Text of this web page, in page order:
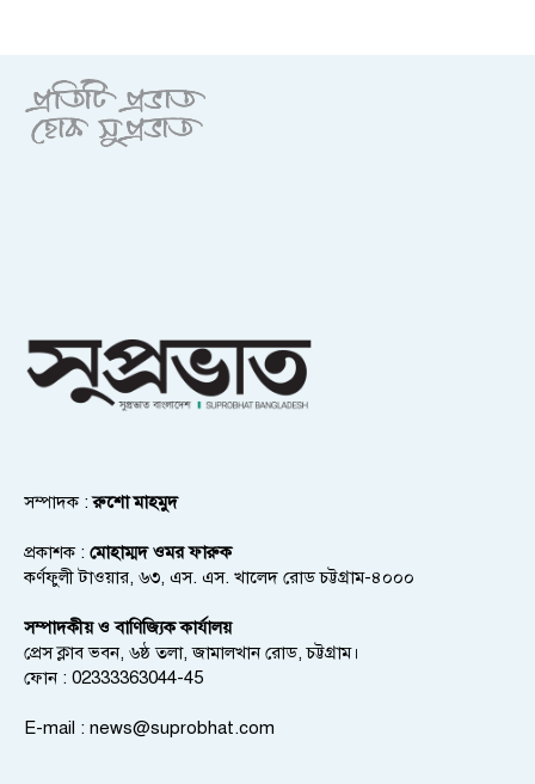
সম্পাদক :রুশো মাহমুদ
প্রকাশক : মোহাম্মদ ওমর ফারুক
কর্ণফুলী টাওয়ার, ৬৩, এস. এস. খালেদ রোড চট্টগ্রাম-৪০০০
সম্পাদকীয় ও বাণিজ্যিক কার্যালয়
প্রেস ক্লাব ভবন, ৬ষ্ঠ তলা, জামালখান রোড, চট্টগ্রাম।
ফোন : 02333363044-45
E-mail : news@suprobhat.com